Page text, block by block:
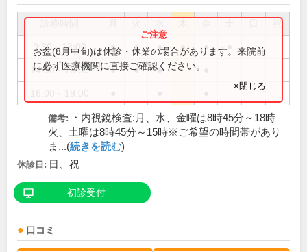
祝
9:30～13:00 ● ● ● ● ●
14:00～16:00 ● ● ●
お盆(8月中旬)は休診・休業の場合があります。来院前
に必ず医療機関に直接ご確認ください。
×閉じる
備考:
・内視鏡検査:月、水、金曜は8時45分～18時
火、土曜は8時45分～15時※ご希望の時間帯があり
ま...(続きを読む)
休診日: 日、祝
初診受付
口コミ